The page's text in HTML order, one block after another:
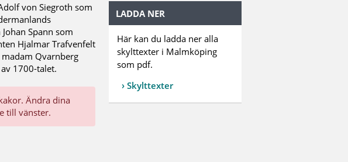
von Siegroth som
Spann som
Hjalmar Trafvenfelt
Qvarnberg
1700-talet.
Ändra dina
till vänster.
LADDA NER
Här kan du ladda ner alla
skylttexter i Malmköping
som pdf.
Skylttexter